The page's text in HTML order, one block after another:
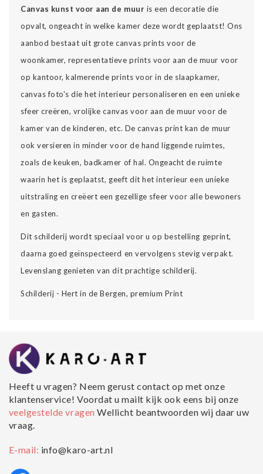
Canvas kunst voor aan de muur is een decoratie die
opvalt, ongeacht in welke kamer deze wordt geplaatst! Ons
aanbod bestaat uit grote canvas prints voor de
woonkamer, representatieve prints voor aan de muur voor
op kantoor, kalmerende prints voor in de slaapkamer,
canvas foto's die het interieur personaliseren en een unieke
sfeer creëren, vrolijke canvas voor aan de muur voor de
kamer van de kinderen, etc. De canvas print kan de muur
ook versieren in minder voor de hand liggende ruimtes,
zoals de keuken, badkamer of hal. Ongeacht de ruimte
waarin het is geplaatst, geeft dit het interieur een unieke
uitstraling en creëert een gezellige sfeer voor alle bewoners
en gasten.
Dit schilderij wordt speciaal voor u op bestelling geprint,
daarna goed geïnspecteerd en vervolgens stevig verpakt.
Levenslang genieten van dit prachtige schilderij.
Schilderij - Hert in de Bergen, premium Print
Heeft u vragen? Neem gerust contact op met onze
klantenservice! Voordat u mailt kijk ook eens bij onze
veelgestelde vragenWellicht beantwoorden wij daar uw
vraag.
E-mail: info@karo-art.nl